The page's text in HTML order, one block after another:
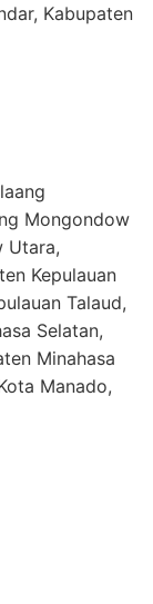
Kabupaten
Mongondow
Utara,
Kepulauan
Talaud,
Selatan,
Minahasa
Manado,